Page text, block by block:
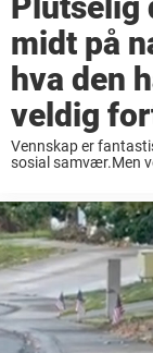
midt på
hva den
veldig
Vennskap er
sosial samvær.Men